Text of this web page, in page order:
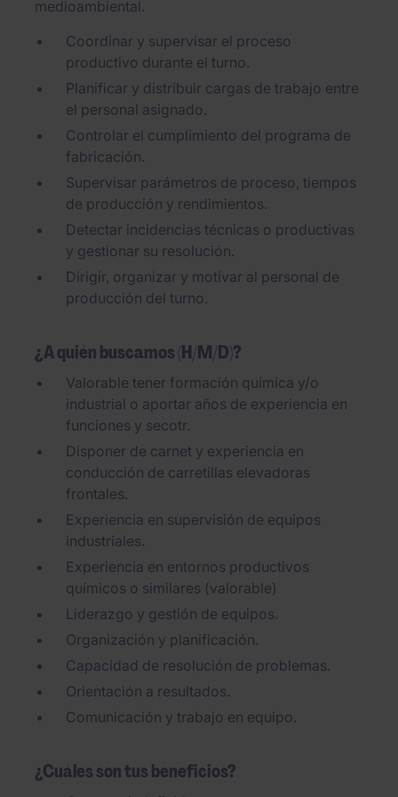
medioambiental.
Coordinar y supervisar el proceso
productivo durante el turno.
Planificar y distribuir cargas de trabajo entre
el personal asignado.
Controlar el cumplimiento del programa de
fabricación.
Supervisar parámetros de proceso, tiempos
de producción y rendimientos.
Detectar incidencias técnicas o productivas
y gestionar su resolución.
Dirigir, organizar y motivar al personal de
producción del turno.
¿A quién buscamos (H/M/D)?
Valorable tener formación química y/o
industrial o aportar años de experiencia en
funciones y secotr.
Disponer de carnet y experiencia en
conducción de carretillas elevadoras
frontales.
Experiencia en supervisión de equipos
industriales.
Experiencia en entornos productivos
químicos o similares (valorable)
Liderazgo y gestión de equipos.
Organización y planificación.
Capacidad de resolución de problemas.
Orientación a resultados.
Comunicación y trabajo en equipo.
¿Cuáles son tus beneficios?